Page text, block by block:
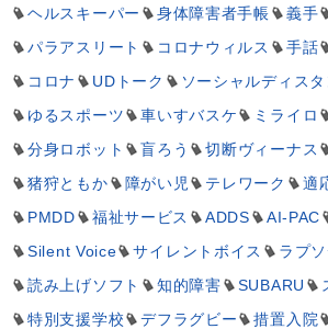
ヘルスキーパー
身体障害者手帳 義手
パラアスリート
コロナウィルス 手話
コロナ
UDトーク ソーシャルディスタ
ゆるスポーツ
車いすバスケ ミライロ
分身ロボット
盲ろう 切断ヴィーナス
猪狩ともか
障がい児 テレワーク 適
PMDD
福祉サービス ADDS AI-PAC
Silent Voice
サイレントボイス
ラプ
読み上げソフト
知的障害 SUBARU
特別支援学校
デフラグビー 措置入院